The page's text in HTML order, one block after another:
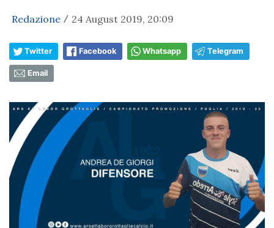
Redazione / 24 August 2019, 20:09
Twitter Facebook Whatsapp Telegram
Email